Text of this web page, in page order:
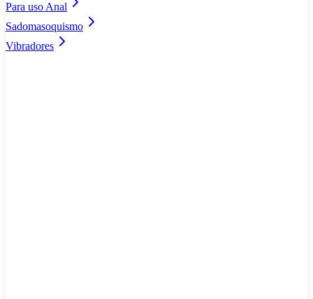
Para uso Anal
Sadomasoquismo
Vibradores